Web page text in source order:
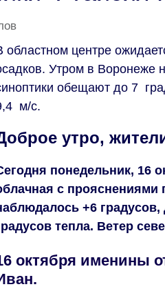
областном центре
Утром в Воронеже
обещают до 7
м/с.
утро,
понедельник, 16
с прояснениями
+6
тепла. Ветер
октября именины